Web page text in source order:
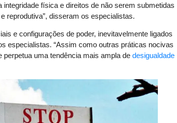
física e direitos de não serem submetidas
reprodutiva”, disseram os especialistas.
e configurações de poder, inevitavelmente ligados
especialistas. “Assim como outras práticas nocivas
perpetua uma tendência mais ampla de desigualdade